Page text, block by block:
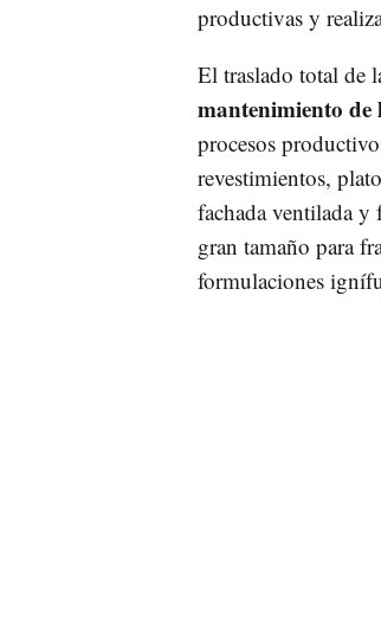
productivas y
El traslado total de
mantenimiento de
procesos
revestimientos,
fachada ventilada y
gran tamaño para
formulaciones